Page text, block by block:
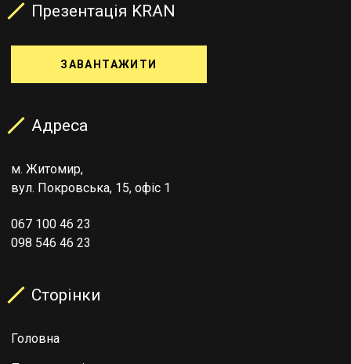
Презентація KRAN
ЗАВАНТАЖИТИ
Адреса
м. Житомир,
вул. Покровська, 15, офіс 1
067 100 46 23
098 546 46 23
Сторінки
Головна